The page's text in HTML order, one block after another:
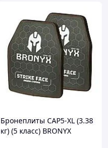
Бронеплиты CAP5-XL (3.38
кг) (5 класс) BRONYX